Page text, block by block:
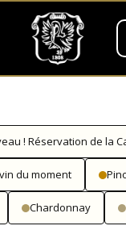
! Réservation de la
du moment
Chardonnay